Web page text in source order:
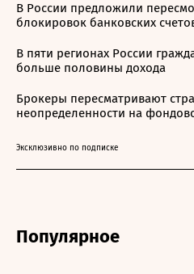
В России предложили
блокировок банковских
В пяти регионах России
больше половины дохода
Брокеры пересматривают
неопределенности на
Эксклюзивно по подписке
Популярное